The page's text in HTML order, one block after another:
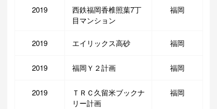
2019
西鉄福岡香椎照葉7丁
目マンション
福岡
2019 エイリックス高砂 福岡
2019 福岡Ｙ２計画 福岡
2019
ＴＲＣ久留米ブックナ
リー計画
福岡